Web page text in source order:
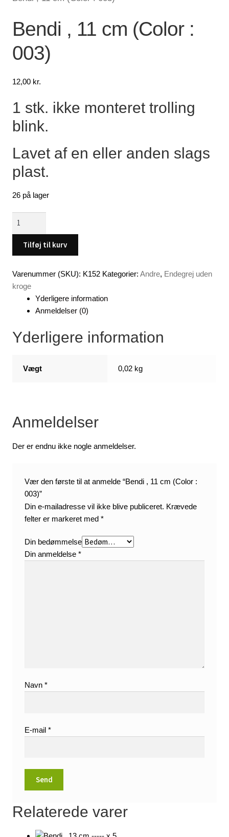
Min Konto
Bendi , 11 cm (Color :
003)
12,00 kr.
1 stk. ikke monteret trolling
blink.
Lavet af en eller anden slags
plast.
26 på lager
cm
:
003)
Tilføj til kurv
Varenummer (SKU): K152 Kategorier:Andre, Endegrej uden
kroge
Yderligere information
Anmeldelser (0)
Yderligere information
Vægt 0,02 kg
Anmeldelser
Der er endnu ikke nogle anmeldelser.
Vær den første til at anmelde “Bendi , 11 cm (Color :
003)”
Din e-mailadresse vil ikke blive publiceret. Krævede
felter er markeret med*
Din bedømmelse
Din anmeldelse*
Navn*
E-mail*
Relaterede varer